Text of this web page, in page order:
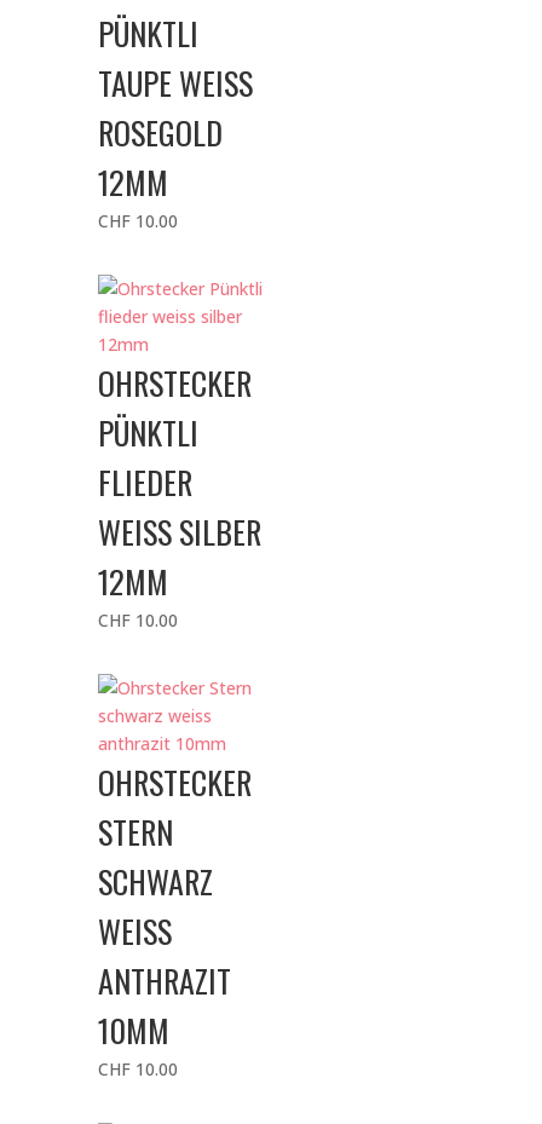
PÜNKTLI
TAUPE WEISS
ROSEGOLD
12MM
CHF10.00
OHRSTECKER
PÜNKTLI
FLIEDER
WEISS SILBER
12MM
CHF10.00
OHRSTECKER
STERN
SCHWARZ
WEISS
ANTHRAZIT
10MM
CHF10.00